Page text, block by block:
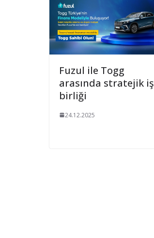
Fuzul ile Togg
arasında stratejik iş
birliği
24.12.2025